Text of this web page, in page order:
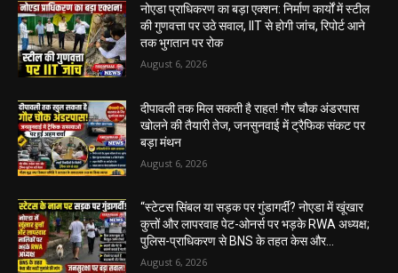
नोएडा प्राधिकरण का बड़ा एक्शन: निर्माण कार्यों में स्टील
की गुणवत्ता पर उठे सवाल, IIT से होगी जांच, रिपोर्ट आने
तक भुगतान पर रोक
August 6, 2026
दीपावली तक मिल सकती है राहत! गौर चौक अंडरपास
खोलने की तैयारी तेज, जनसुनवाई में ट्रैफिक संकट पर
बड़ा मंथन
August 6, 2026
“स्टेटस सिंबल या सड़क पर गुंडागर्दी? नोएडा में खूंखार
कुत्तों और लापरवाह पेट-ओनर्स पर भड़के RWA अध्यक्ष;
पुलिस-प्राधिकरण से BNS के तहत केस और...
August 6, 2026